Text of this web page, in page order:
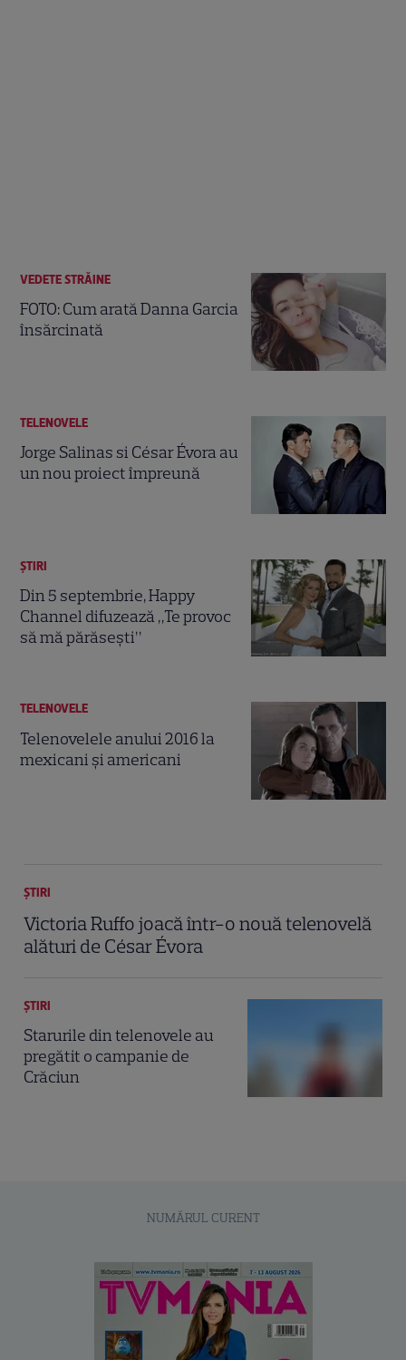
VEDETE STRĂINE
FOTO: Cum arată Danna Garcia
însărcinată
TELENOVELE
Jorge Salinas si César Évora au
un nou proiect împreună
ȘTIRI
Din 5 septembrie, Happy
Channel difuzează „Te provoc
să mă părăsești”
TELENOVELE
Telenovelele anului 2016 la
mexicani şi americani
ȘTIRI
Victoria Ruffo joacă într-o nouă telenovelă
alături de César Évora
ȘTIRI
Starurile din telenovele au
pregătit o campanie de
Crăciun
NUMĂRUL CURENT